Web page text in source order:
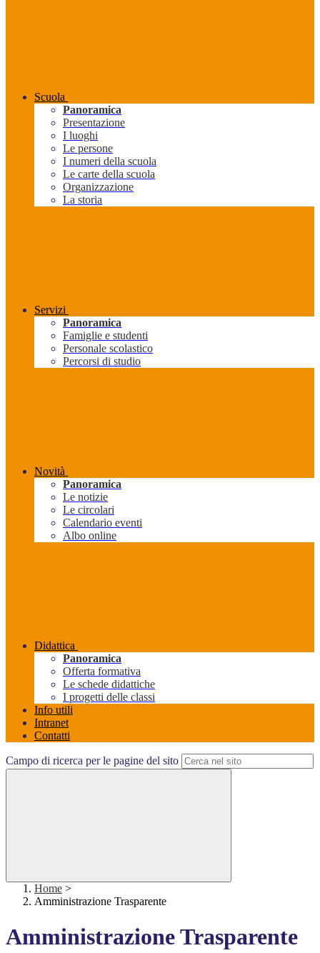
Scuola
Panoramica
Presentazione
I luoghi
Le persone
I numeri della scuola
Le carte della scuola
Organizzazione
La storia
Servizi
Panoramica
Famiglie e studenti
Personale scolastico
Percorsi di studio
Novità
Panoramica
Le notizie
Le circolari
Calendario eventi
Albo online
Didattica
Panoramica
Offerta formativa
Le schede didattiche
I progetti delle classi
Info utili
Intranet
Contatti
Campo di ricerca per le pagine del sito
Home >
Amministrazione Trasparente
Amministrazione Trasparente